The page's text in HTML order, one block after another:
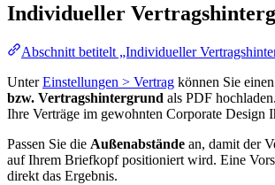
Individueller
Abschnitt betitelt „Individueller
UnterEinstellungen > Vertrag können Sie einen
bzw. Vertragshintergrund als PDF
Ihre Verträge im gewohnten Corporate Design
Passen Sie die Außenabstände an, damit der
auf Ihrem Briefkopf positioniert wird. Eine
direkt das Ergebnis.